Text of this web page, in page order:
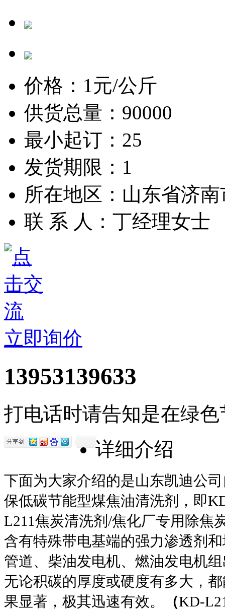
价格： 1 元/公斤
供货总量：90000
最小起订：25
发货期限：1
所在地区：山东省济南
联 系 人：丁经理女士
立即询价
13953139633
打电话时请告知是在绿
详细介绍
下面为大家介绍的是山东凯迪公
保低碳节能型煤焦油清洗剂，即
L211焦炭清洗剂 /焦化厂专用除焦
含有特殊带电基端的强力渗透剂
管道、柴油发电机、燃油发电机
无论积碳的厚度或硬度有多大，
果显著，极其迅速有效。
（KD-